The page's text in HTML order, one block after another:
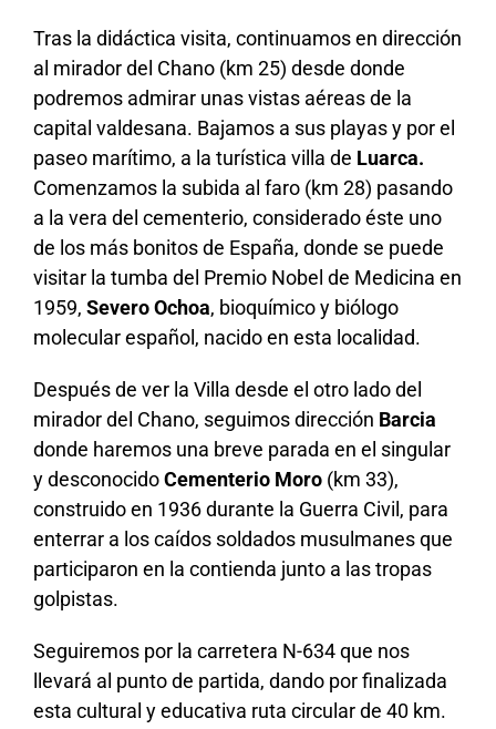
Tras la didáctica visita, continuamos en dirección
al mirador del Chano (km 25) desde donde
podremos admirar unas vistas aéreas de la
capital valdesana. Bajamos a sus playas y por el
paseo marítimo, a la turística villa de Luarca.
Comenzamos la subida al faro (km 28) pasando
a la vera del cementerio, considerado éste uno
de los más bonitos de España, donde se puede
visitar la tumba del Premio Nobel de Medicina en
1959, Severo Ochoa, bioquímico y biólogo
molecular español, nacido en esta localidad.
Después de ver la Villa desde el otro lado del
mirador del Chano, seguimos dirección Barcia
donde haremos una breve parada en el singular
y desconocidoCementerio Moro (km 33),
construido en 1936 durante la Guerra Civil, para
enterrar a los caídos soldados musulmanes que
participaron en la contienda junto a las tropas
golpistas.
Seguiremos por la carretera N-634 que nos
llevará al punto de partida, dando por finalizada
esta cultural y educativa ruta circular de 40 km.